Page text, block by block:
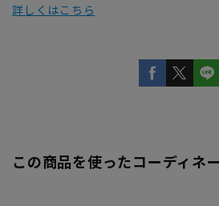
詳しくはこちら
この商品を使ったコーディネ